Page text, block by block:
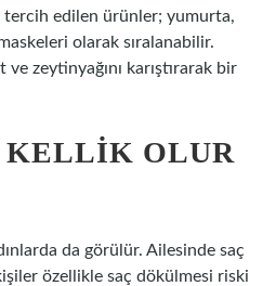
tercih edilen ürünler; yumurta,
olarak sıralanabilir.
zeytinyağını karıştırarak bir
KELLIK OLUR
da görülür. Ailesinde saç
özellikle saç dökülmesi riski